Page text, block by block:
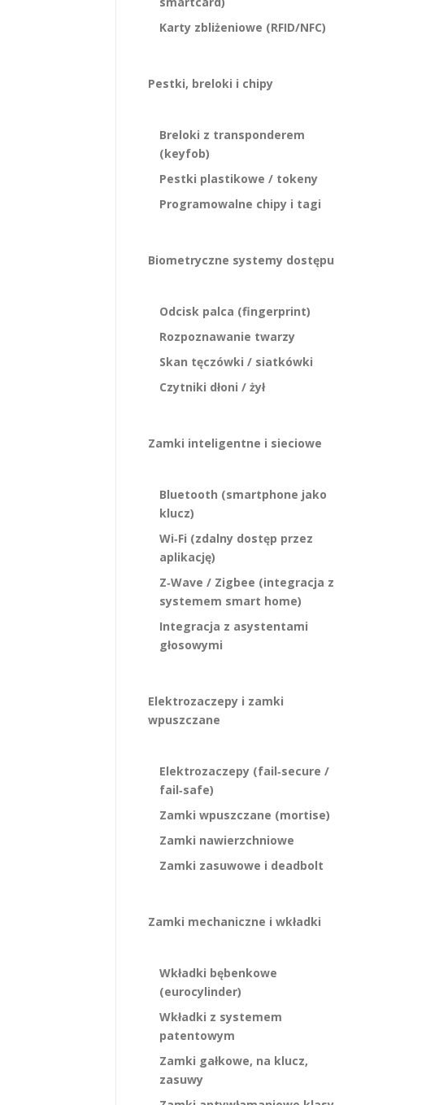
Karty zbliżeniowe (RFID/NFC)
Pestki, breloki i chipy
Breloki z transponderem
(keyfob)
Pestki plastikowe / tokeny
Programowalne chipy i tagi
Biometryczne systemy dostępu
Odcisk palca (fingerprint)
Rozpoznawanie twarzy
Skan tęczówki / siatkówki
Czytniki dłoni / żył
Zamki inteligentne i sieciowe
Bluetooth (smartphone jako
klucz)
Wi‑Fi (zdalny dostęp przez
aplikację)
Z‑Wave / Zigbee (integracja z
systemem smart home)
Integracja z asystentami
głosowymi
Elektrozaczepy i zamki
wpuszczane
Elektrozaczepy (fail‑secure /
fail‑safe)
Zamki wpuszczane (mortise)
Zamki nawierzchniowe
Zamki zasuwowe i deadbolt
Zamki mechaniczne i wkładki
Wkładki bębenkowe
(eurocylinder)
Wkładki z systemem
patentowym
Zamki gałkowe, na klucz,
zasuwy